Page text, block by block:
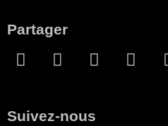
Partager
Suivez-nous